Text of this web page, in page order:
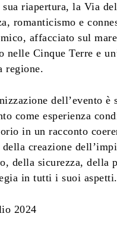
sua riapertura, la Via
romanticismo e
affacciato sul
nelle Cinque Terre e
regione.
dell’evento
come esperienza
in un racconto
creazione
della sicurezza, della
in tutti i suoi aspetti.
2024